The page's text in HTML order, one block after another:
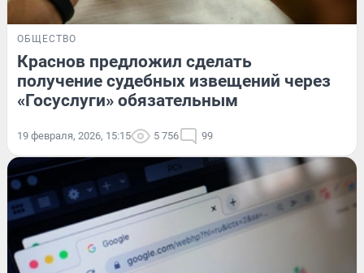
ОБЩЕСТВО
Краснов предложил сделать
получение судебных извещений через
«Госуслуги» обязательным
19 февраля, 2026, 15:15 5 756 99